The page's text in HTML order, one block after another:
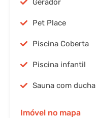
Gerador
Pet Place
Piscina Coberta
Piscina infantil
Sauna com ducha
Imóvel no mapa